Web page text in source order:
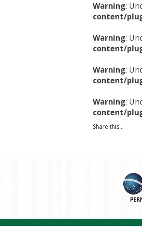
Warning:
content/
Warning:
content/
Warning:
content/
Warning:
content/
Share this...